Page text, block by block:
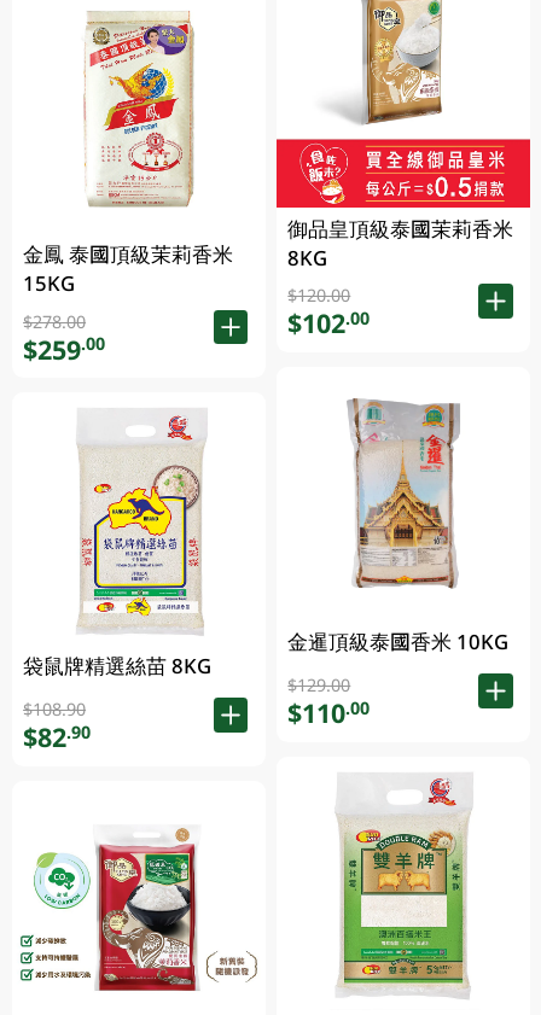
金鳳 泰國頂級茉莉香米
15KG
$278.00
$259.00
袋鼠牌精選絲苗 8KG
$108.90
$82.90
御品皇頂級泰國茉莉香米
8KG
$120.00
$102.00
金暹頂級泰國香米 10KG
$129.00
$110.00